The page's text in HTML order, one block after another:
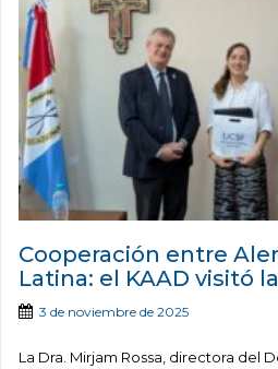
Cooperación entre
Latina: el KAAD visitó
3 de noviembre de 2025
La Dra. Mirjam Rossa, directora del